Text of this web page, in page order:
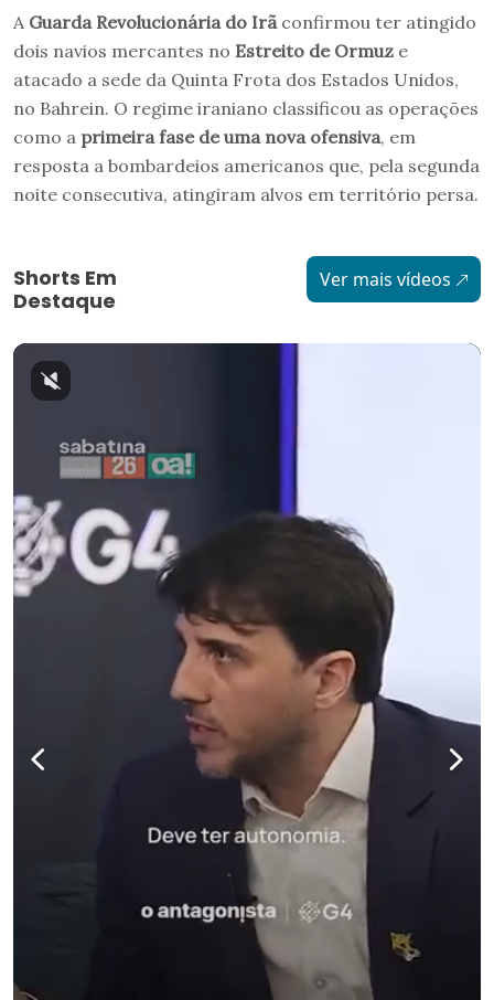
A Guarda Revolucionária do Irãconfirmou ter atingido
dois navios mercantes no Estreito de Ormuz e
atacado a sede da Quinta Frota dos Estados Unidos,
no Bahrein. O regime iraniano classificou as operações
como a primeira fase de uma nova ofensiva, em
resposta a bombardeios americanos que, pela segunda
noite consecutiva, atingiram alvos em território persa.
Shorts Em
Destaque
Ver mais vídeos